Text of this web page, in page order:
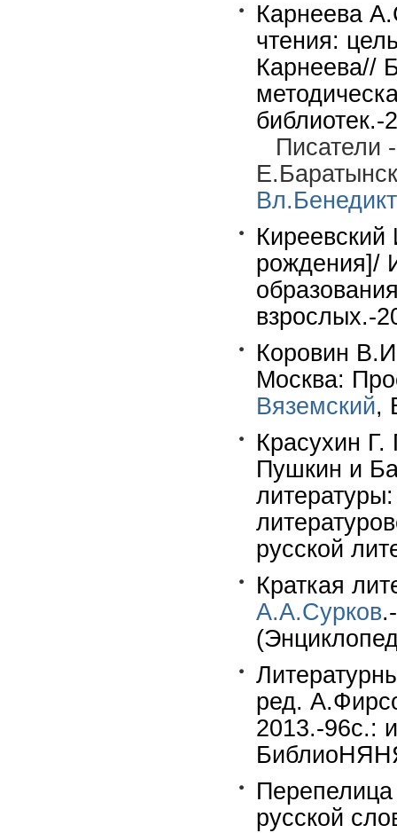
Карнеева
чтения:
Карнеева//
Писатели
рождения]/
взрослых.-
Коровин
Москва:
Вяземский,
Красухин
Пушкин и
русской
Краткая
А.А.Сурков
ред.
2013.-96c.:
русской